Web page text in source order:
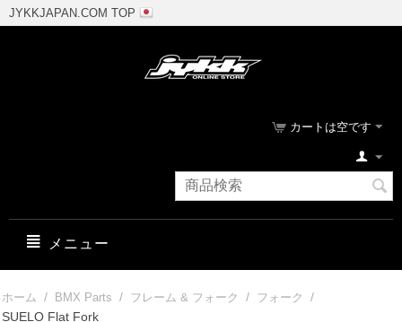
JYKKJAPAN.COM TOP
カートは空です
メニュー
ホーム / BMX Parts / フレーム & フォーク / フォーク
/
SUELO Flat Fork